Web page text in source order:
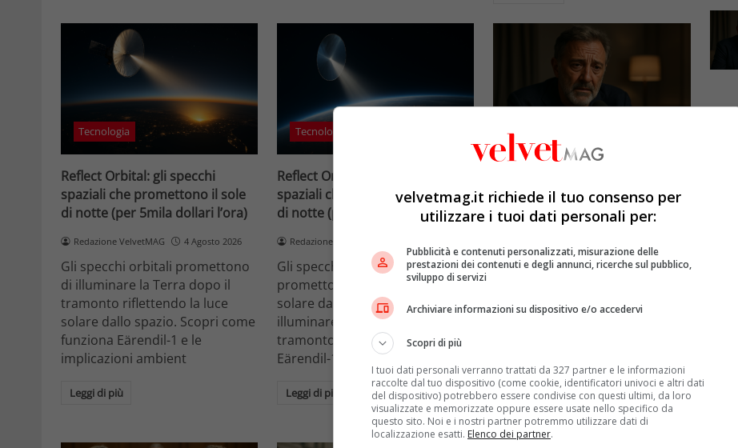
Tecnologia
Reflect Orbital: gli specchi
spaziali che promettono il sole
di notte (per 5mila dollari l’ora)
Redazione VelvetMAG 4 Agosto 2026
Gli specchi orbitali promettono
di illuminare la Terra dopo il
tramonto riflettendo la luce
solare dallo spazio. Scopri come
funziona Eärendil-1 e le
implicazioni ambient
Leggi di più
Tecnologia
Reflect Orbital: gli specchi
spaziali che promettono il sole
di notte (per 5mila dollari l’ora)
Redazione VelvetMAG
Gli specchi orbitali spaziali
promettono di riflettere la luce
solare dallo spazio per
illuminare la Terra dopo il
tramonto. Scopri come funziona
Eärendil-1 e le implicaz
Leggi di più
Esclusiva Velvet
amori travolgenti,
autodistruzione e il difficile
rapporto con la paternità
Redazione VelvetMAG 4 Agosto 2026
70 anni in un'intervista intima:
rapporto con la paternità
Leggi di più
velvetmag.it richiede il tuo consenso per
utilizzare i tuoi dati personali per:
Pubblicità e contenuti personalizzati, misurazione delle
prestazioni dei contenuti e degli annunci, ricerche sul pubblico,
sviluppo di servizi
Archiviare informazioni su dispositivo e/o accedervi
Scopri di più
I tuoi dati personali verranno trattati da 327 partner e le informazioni
raccolte dal tuo dispositivo (come cookie, identificatori univoci e altri dati
del dispositivo) potrebbero essere condivise con questi ultimi, da loro
visualizzate e memorizzate oppure essere usate nello specifico da
questo sito. Noi e i nostri partner potremmo utilizzare dati di
localizzazione esatti. Elenco dei partner.